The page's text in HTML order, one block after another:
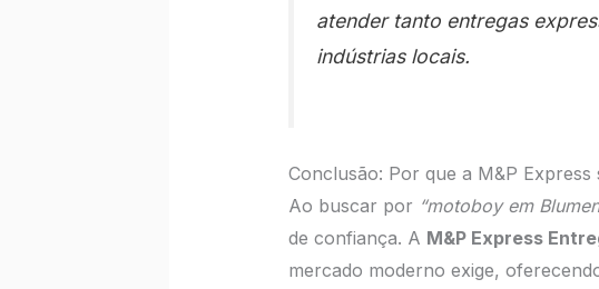
atender tanto entregas
indústrias locais.
Conclusão: Por que a M&P Express
Ao buscar por “motoboy em
de confiança. A M&P Express
mercado moderno exige,